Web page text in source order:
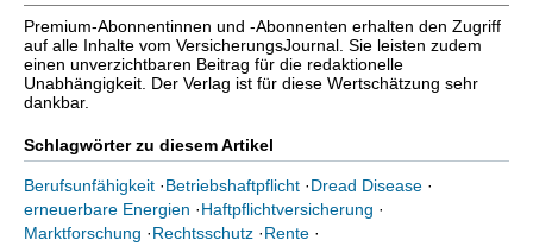
Premium-Abonnentinnen und -Abonnenten erhalten den Zugriff
auf alle Inhalte vom VersicherungsJournal. Sie leisten zudem
einen unverzichtbaren Beitrag für die redaktionelle
Unabhängigkeit. Der Verlag ist für diese Wertschätzung sehr
dankbar.
Schlagwörter zu diesem Artikel
Berufsunfähigkeit ·Betriebshaftpflicht ·Dread Disease ·
erneuerbare Energien ·Haftpflichtversicherung ·
Marktforschung ·Rechtsschutz ·Rente ·